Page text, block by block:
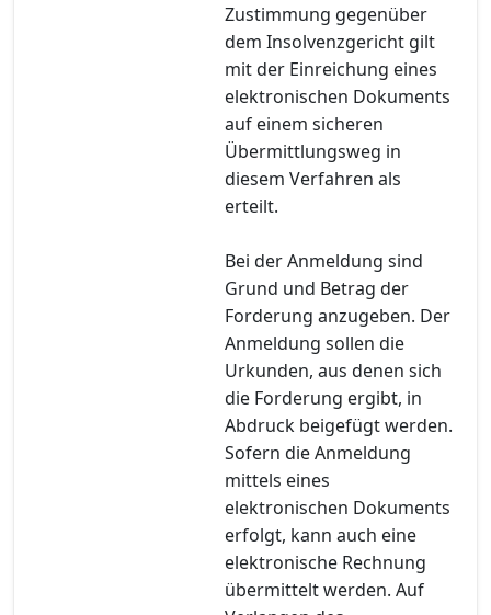
Zustimmung gegenüber
dem Insolvenzgericht gilt
mit der Einreichung eines
elektronischen Dokuments
auf einem sicheren
Übermittlungsweg in
diesem Verfahren als
erteilt.
Bei der Anmeldung sind
Grund und Betrag der
Forderung anzugeben. Der
Anmeldung sollen die
Urkunden, aus denen sich
die Forderung ergibt, in
Abdruck beigefügt werden.
Sofern die Anmeldung
mittels eines
elektronischen Dokuments
erfolgt, kann auch eine
elektronische Rechnung
übermittelt werden. Auf